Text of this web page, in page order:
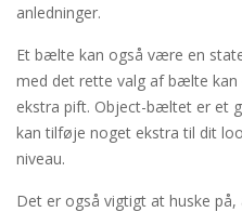
anledninger.
Et bælte kan også være en
med det rette valg af bælte
ekstra pift. Object-bæltet er et
kan tilføje noget ekstra til dit
niveau.
Det er også vigtigt at huske